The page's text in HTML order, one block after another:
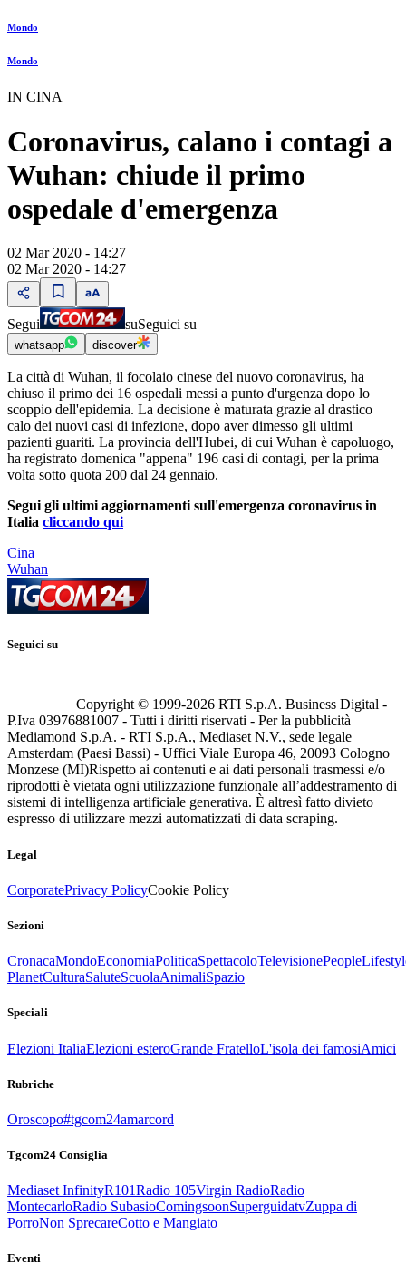
Mondo
Mondo
IN CINA
Coronavirus, calano i contagi a
Wuhan: chiude il primo
ospedale d'emergenza
02 Mar 2020 - 14:27
02 Mar 2020 - 14:27
Segui suSeguici su
whatsapp discover
La città di Wuhan, il focolaio cinese del nuovo coronavirus, ha
chiuso il primo dei 16 ospedali messi a punto d'urgenza dopo lo
scoppio dell'epidemia. La decisione è maturata grazie al drastico
calo dei nuovi casi di infezione, dopo aver dimesso gli ultimi
pazienti guariti. La provincia dell'Hubei, di cui Wuhan è capoluogo,
ha registrato domenica "appena" 196 casi di contagi, per la prima
volta sotto quota 200 dal 24 gennaio.
Segui gli ultimi aggiornamenti sull'emergenza coronavirus in
Italia cliccando qui
Cina
Wuhan
Seguici su
Copyright © 1999-2026 RTI S.p.A. Business Digital -
P.Iva 03976881007 - Tutti i diritti riservati - Per la pubblicità
Mediamond S.p.A. - RTI S.p.A., Mediaset N.V., sede legale
Amsterdam (Paesi Bassi) - Uffici Viale Europa 46, 20093 Cologno
Monzese (MI)Rispetto ai contenuti e ai dati personali trasmessi e/o
riprodotti è vietata ogni utilizzazione funzionale all’addestramento di
sistemi di intelligenza artificiale generativa. È altresì fatto divieto
espresso di utilizzare mezzi automatizzati di data scraping.
Legal
CorporatePrivacy PolicyCookie Policy
Sezioni
CronacaMondoEconomiaPoliticaSpettacoloTelevisionePeople
PlanetCulturaSaluteScuolaAnimaliSpazio
Speciali
Elezioni ItaliaElezioni esteroGrande FratelloL'isola dei famosiAmici
Rubriche
Oroscopo#tgcom24amarcord
Tgcom24 Consiglia
Mediaset InfinityR101Radio 105Virgin RadioRadio
MontecarloRadio SubasioComingsoonSuperguidatvZuppa di
PorroNon SprecareCotto e Mangiato
Eventi